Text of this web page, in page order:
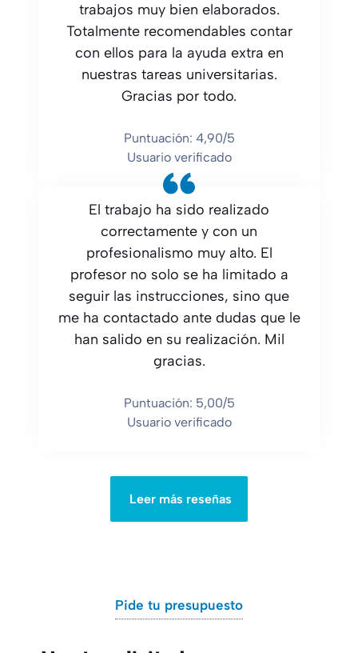
trabajos muy bien elaborados.
Totalmente recomendables contar
con ellos para la ayuda extra en
nuestras tareas universitarias.
Gracias por todo.
Puntuación: 4,90/5
Usuario verificado
El trabajo ha sido realizado
correctamente y con un
profesionalismo muy alto. El
profesor no solo se ha limitado a
seguir las instrucciones, sino que
me ha contactado ante dudas que le
han salido en su realización. Mil
gracias.
Puntuación: 5,00/5
Usuario verificado
Leer más reseñas
Pide tu presupuesto